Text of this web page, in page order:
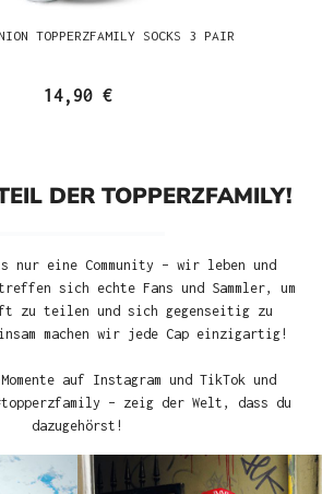
TOPPERZFAMILY SOCKS 3 PAIR
14,90 €
DER TOPPERZFAMILY!
nur eine Community – wir leben und
sich echte Fans und Sammler, um
zu teilen und sich gegenseitig zu
machen wir jede Cap einzigartig!
auf Instagram und TikTok und
– zeig der Welt, dass du
dazugehörst!